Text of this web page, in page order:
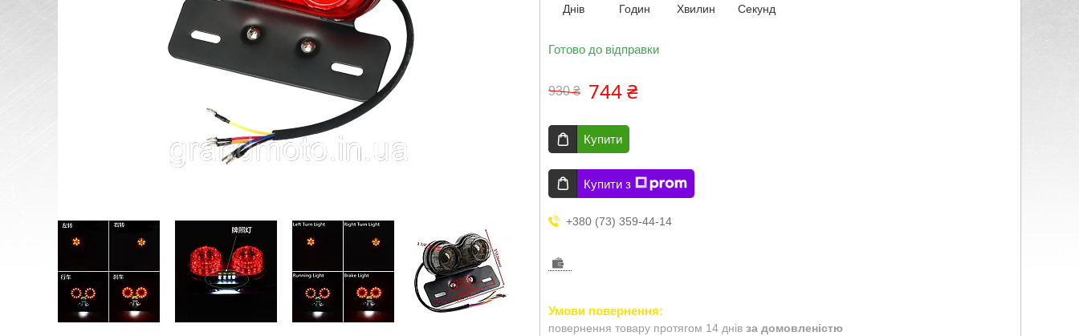
Днів Годин Хвилин Секунд
Готово до відправки
930 ₴ 744 ₴
Купити
Купити з
+380 (73) 359-44-14
повернення товару протягом 14 днів за домовленістю